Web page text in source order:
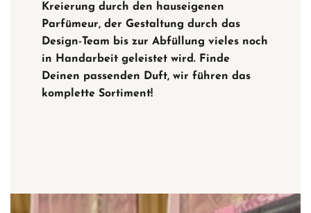
Kreierung durch den hauseigenen
Parfümeur, der Gestaltung durch das
Design-Team bis zur Abfüllung vieles noch
in Handarbeit geleistet wird. Finde
Deinen passenden Duft, wir führen das
komplette Sortiment!